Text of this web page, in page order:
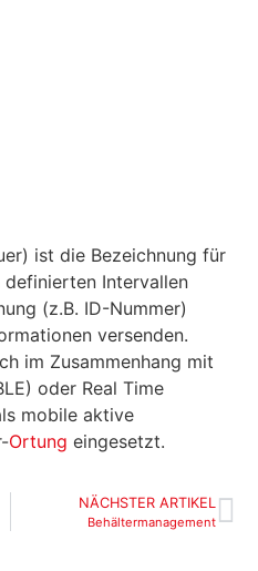
ist die Bezeichnung für
definierten Intervallen
(z.B. ID-Nummer)
versenden.
im Zusammenhang mit
oder Real Time
mobile aktive
Ortung eingesetzt.
NÄCHSTER ARTIKEL
Behältermanagement